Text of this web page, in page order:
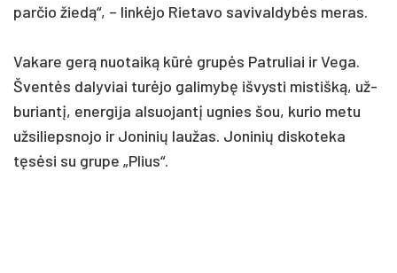
par­čio žiedą“, – linkė­jo Rie­ta­vo sa­vi­val­dybės me­ras.
Va­ka­re gerą nuo­taiką kūrė grupės Pat­ru­liai ir Ve­ga.
Šventės da­ly­viai turė­jo ga­li­mybę iš­vys­ti mis­tišką, už­
bu­riantį, ener­gi­ja al­suo­jantį ug­nies šou, ku­rio me­tu
už­si­lieps­no­jo ir Jo­ni­nių lau­žas. Jo­ni­nių dis­ko­te­ka
tęsėsi su gru­pe „Plius“.